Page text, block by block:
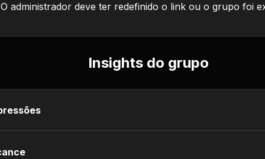
O administrador deve ter redefinido o link ou o grupo foi
Insights do grupo